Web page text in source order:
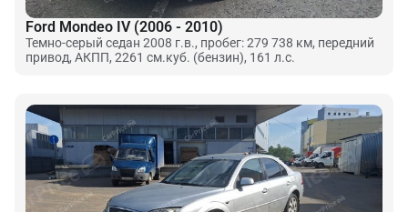
Ford Mondeo IV (2006 - 2010)
Темно-серый седан 2008 г.в., пробег: 279 738 км, передний
привод, АКПП, 2261 см.куб. (бензин), 161 л.с.